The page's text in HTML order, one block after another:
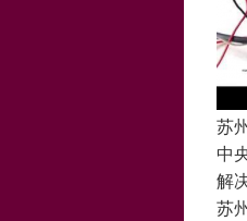
苏
中
解
苏